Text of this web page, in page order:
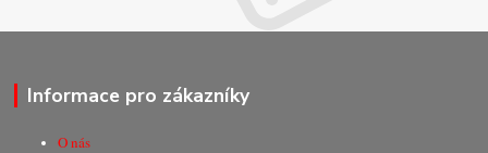
Informace pro zákazníky
O nás